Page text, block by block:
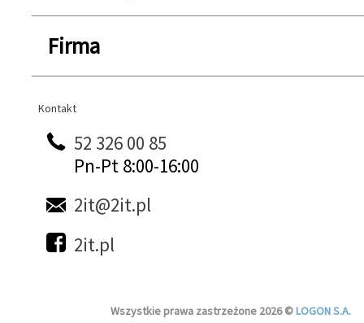
Firma
Kontakt
Kontakt
52 326 00 85
Pn-Pt 8:00-16:00
2it@2it.pl
2it.pl
Wszystkie prawa zastrzeżone 2026 ©LOGON S.A.